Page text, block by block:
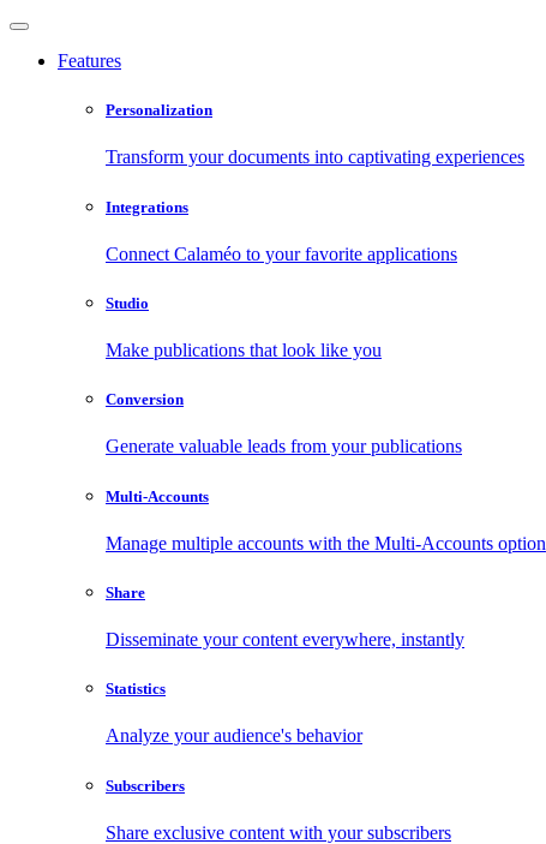
Features
Personalization
Transform your documents into captivating experiences
Integrations
Connect Calaméo to your favorite applications
Studio
Make publications that look like you
Conversion
Generate valuable leads from your publications
Multi-Accounts
Manage multiple accounts with the Multi-Accounts option
Share
Disseminate your content everywhere, instantly
Statistics
Analyze your audience's behavior
Subscribers
Share exclusive content with your subscribers